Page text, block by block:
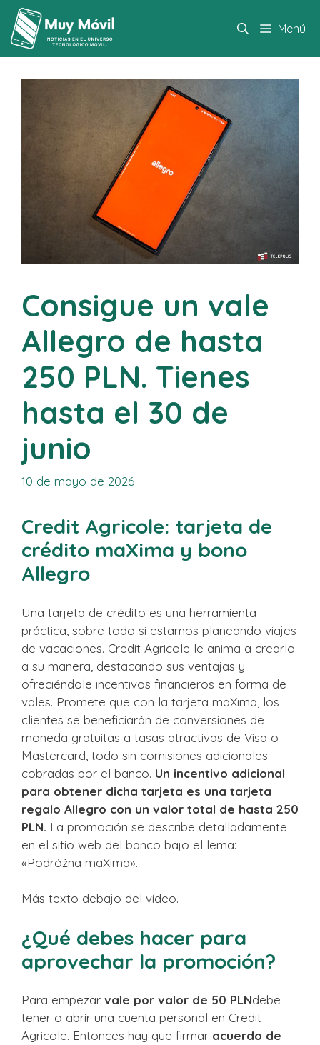
Saltar
contenido
Menú
Consigue un vale
Allegro de hasta
250 PLN. Tienes
hasta el 30 de
junio
10 de mayo de 2026
Credit Agricole: tarjeta de
crédito maXima y bono
Allegro
Una tarjeta de crédito es una herramienta
práctica, sobre todo si estamos planeando viajes
de vacaciones. Credit Agricole le anima a crearlo
a su manera, destacando sus ventajas y
ofreciéndole incentivos financieros en forma de
vales. Promete que con la tarjeta maXima, los
clientes se beneficiarán de conversiones de
moneda gratuitas a tasas atractivas de Visa o
Mastercard, todo sin comisiones adicionales
cobradas por el banco. Un incentivo adicional
para obtener dicha tarjeta es una tarjeta
regalo Allegro con un valor total de hasta 250
PLN. La promoción se describe detalladamente
en el sitio web del banco bajo el lema:
«Podróżna maXima».
Más texto debajo del vídeo.
¿Qué debes hacer para
aprovechar la promoción?
Para empezar vale por valor de 50 PLNdebe
tener o abrir una cuenta personal en Credit
Agricole. Entonces hay que firmar acuerdo de